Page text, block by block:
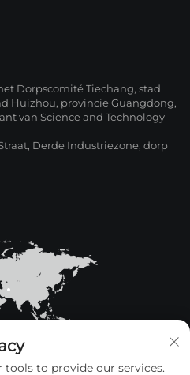
Dorpscomité Tiechang, stad
Huizhou, provincie Guangdong,
van Science and Technology
Derde Industriezone, dorp
tools to provide our services.